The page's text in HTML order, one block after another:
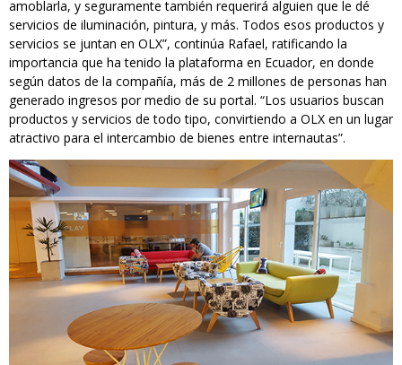
amoblarla, y seguramente también requerirá alguien que le dé
servicios de iluminación, pintura, y más. Todos esos productos y
servicios se juntan en OLX”, continúa Rafael, ratificando la
importancia que ha tenido la plataforma en Ecuador, en donde
según datos de la compañía, más de 2 millones de personas han
generado ingresos por medio de su portal. “Los usuarios buscan
productos y servicios de todo tipo, convirtiendo a OLX en un lugar
atractivo para el intercambio de bienes entre internautas”.